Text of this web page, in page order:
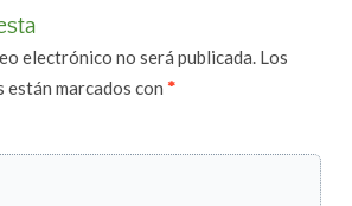
electrónico no será publicada. Los
están marcados con*